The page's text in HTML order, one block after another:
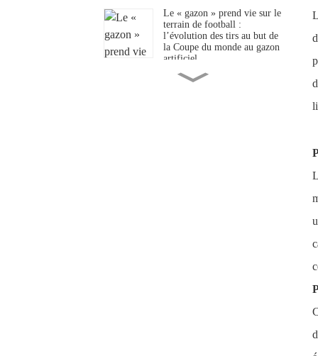
Le « gazon » prend vie sur le
terrain de football :
l’évolution des tirs au but de
la Coupe du monde au gazon
artificiel
« Quand le « roi sans
couronne » foule le gazon